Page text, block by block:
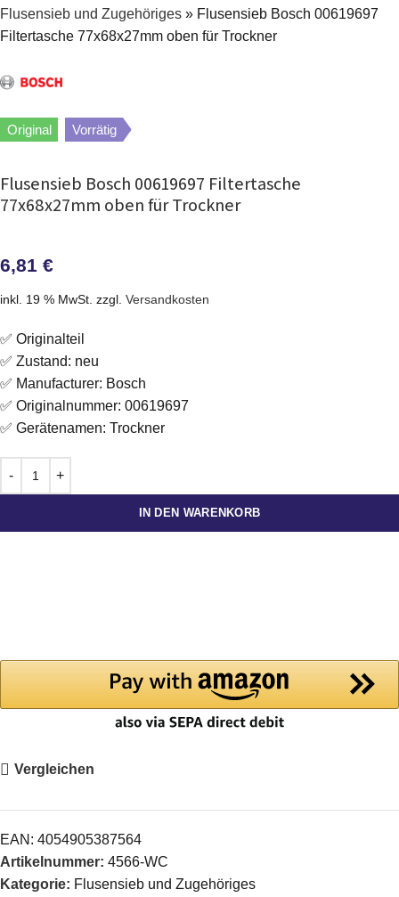
Flusensieb und Zugehöriges » Flusensieb Bosch 00619697
Filtertasche 77x68x27mm oben für Trockner
Original Vorrätig
Flusensieb Bosch 00619697 Filtertasche
77x68x27mm oben für Trockner
6,81 €
inkl. 19 % MwSt. zzgl. Versandkosten
✅ Originalteil
✅ Zustand: neu
✅ Manufacturer: Bosch
✅ Originalnummer: 00619697
✅ Gerätenamen: Trockner
IN DEN WARENKORB
Vergleichen
EAN: 4054905387564
Artikelnummer: 4566-WC
Kategorie: Flusensieb und Zugehöriges